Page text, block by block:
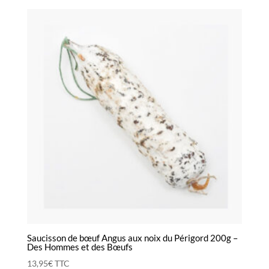
Saucisson de bœuf Angus aux noix du Périgord 200g –
Des Hommes et des Bœufs
13,95€TTC